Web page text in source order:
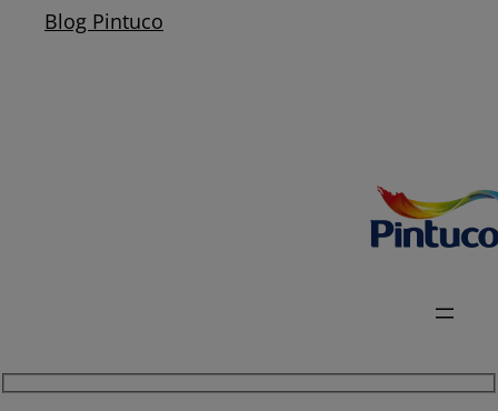
Blog Pintuco